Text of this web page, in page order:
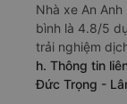
Nhà xe An
bình là 4.8/5
trải nghiệm
h. Thông tin
Đức Trọng -